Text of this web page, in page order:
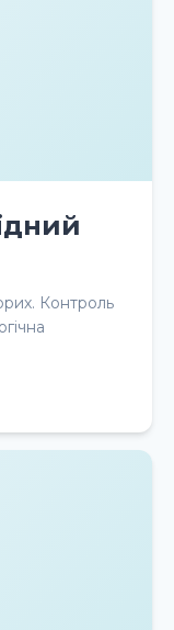
Контроль